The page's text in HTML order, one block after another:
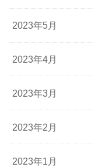
2023年5月
2023年4月
2023年3月
2023年2月
2023年1月